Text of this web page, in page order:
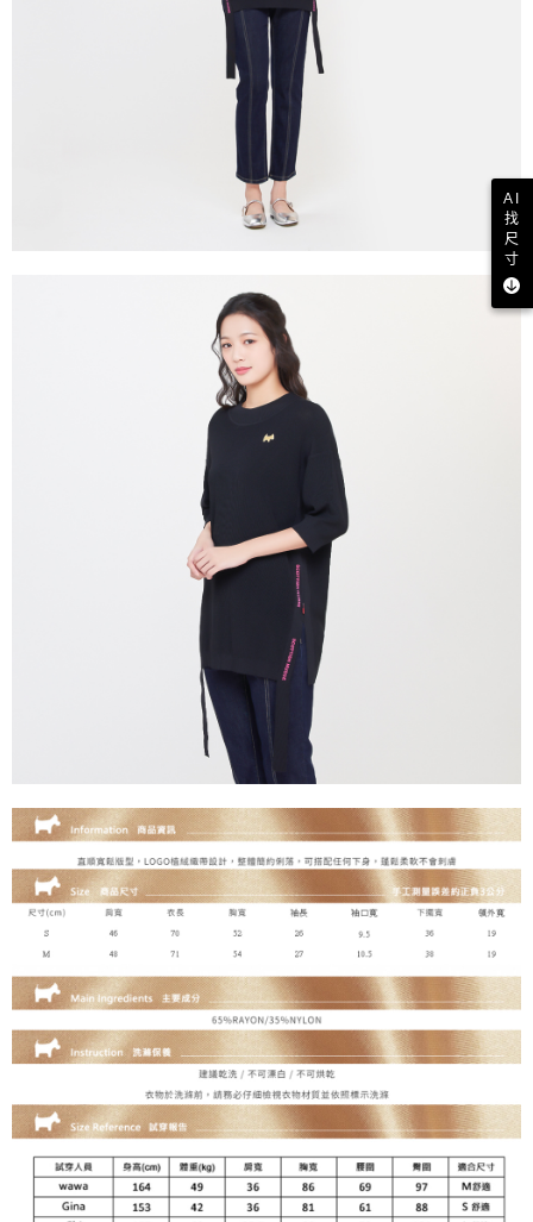
AI
找
尺
寸